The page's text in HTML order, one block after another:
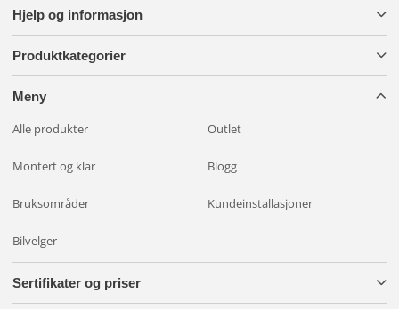
Hardheten på poleringsskiven avgjør hvor aggressiv
poleringen er. Hard skive for grovpolering (fjerner dypere
og glasering. Start alltid med den minst aggressive
kombinasjonen og arbeid deg oppover etter behov.
Spørsmål om hvilken kombinasjon som passer til bilen din?
Kontakt oss
Hjelp og informasjon
Produktkategorier
Meny
Alle produkter Outlet
Montert og klar Blogg
Bruksområder Kundeinstallasjoner
Bilvelger
Sertifikater og priser